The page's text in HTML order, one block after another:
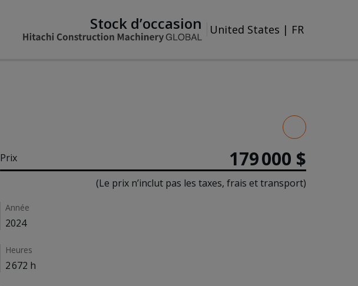
Stock d’occasion United States | FR
Prix 179 000 $
(Le prix n’inclut pas les taxes, frais et transport)
Details
Année
2024
Heures
2 672 h